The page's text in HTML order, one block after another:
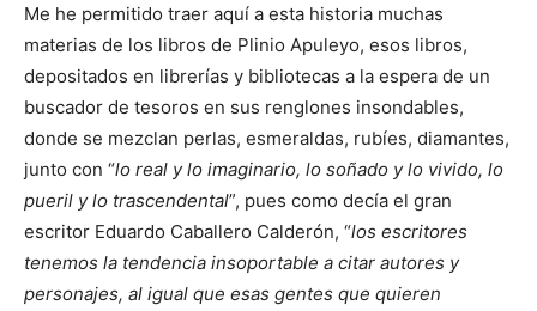
Me he permitido traer aquí a esta historia muchas
materias de los libros de Plinio Apuleyo, esos libros,
depositados en librerías y bibliotecas a la espera de un
buscador de tesoros en sus renglones insondables,
donde se mezclan perlas, esmeraldas, rubíes, diamantes,
junto con “lo real y lo imaginario, lo soñado y lo vivido, lo
pueril y lo trascendental”, pues como decía el gran
escritor Eduardo Caballero Calderón, “los escritores
tenemos la tendencia insoportable a citar autores y
personajes, al igual que esas gentes que quieren